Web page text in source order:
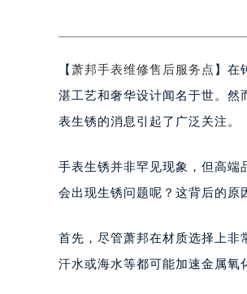
深圳市罗湖区深
惠州市惠城区江
厦门市思明区湖
成都市锦江区人
重庆市江北区
郑州市二七区
沈阳市沈河区
【萧邦手表维修售后服务点 】在
湛工艺和奢华设计闻名于世。然
表生锈的消息引起了广泛关注。
手表生锈并非罕见现象，但高端
会出现生锈问题呢？这背后的原
首先，尽管萧邦在材质选择上非
汗水或海水等都可能加速金属氧